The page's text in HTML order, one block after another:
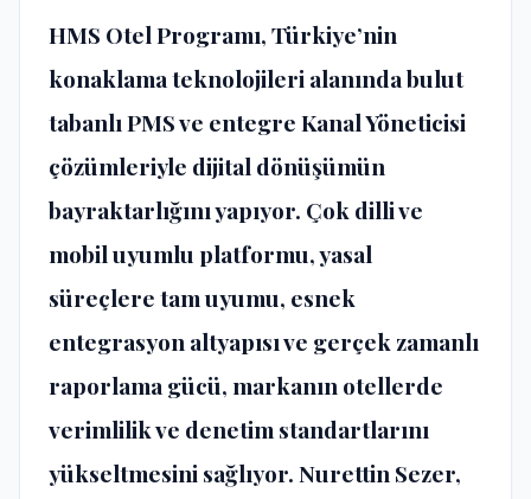
HMS Otel Programı, Türkiye’nin
konaklama teknolojileri alanında bulut
tabanlıPMS ve entegre Kanal Yöneticisi
çözümleriyle dijital dönüşümün
bayraktarlığınıyapıyor. Çok dilli ve
mobil uyumlu platformu, yasal
süreçlere tam uyumu, esnek
entegrasyon altyapısıve gerçek zamanlı
raporlama gücü, markanın otellerde
verimlilik ve denetim standartlarını
yükseltmesini sağlıyor. Nurettin Sezer,